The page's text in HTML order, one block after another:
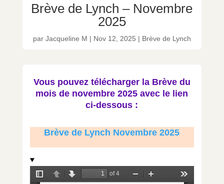
Brève de Lynch – Novembre
2025
par Jacqueline M | Nov 12, 2025 | Brève de Lynch
Vous pouvez télécharger la Brève du
mois de novembre 2025 avec le lien
ci-dessous :
Brève de Lynch Novembre 2025